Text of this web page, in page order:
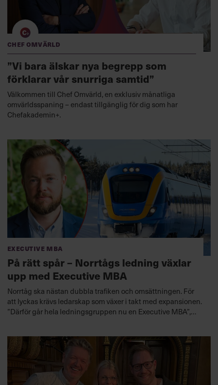
Chef Omvärld
”Vi bara älskar nya begrepp som
förklarar vår snurriga samtid”
Välkommen till Chef Omvärld, en exklusiv månatliga
omvärldsspaning – endast tillgänglig för dig som har
Chefakademin+.
Executive MBA
På rätt spår – Norrtågs ledning växlar
upp med Executive MBA
Norrtåg ska nästan dubbla trafiken och omsättningen. För
att lyckas krävs ledarskap som växer i takt med expansionen.
”Därför går hela ledningsgruppen nu en Executive MBA”,